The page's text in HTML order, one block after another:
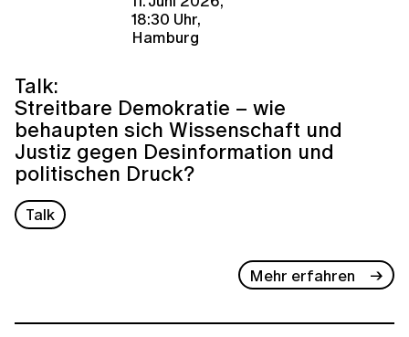
18:30 Uhr,
Hamburg
Talk:
Streitbare Demokratie – wie
behaupten sich Wissenschaft und
Justiz gegen Desinformation und
politischen Druck?
Talk
Mehr erfahren